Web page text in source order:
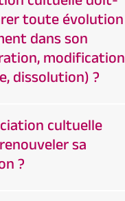
toute évolution
dans son
modification
dissolution) ?
cultuelle
sa
?